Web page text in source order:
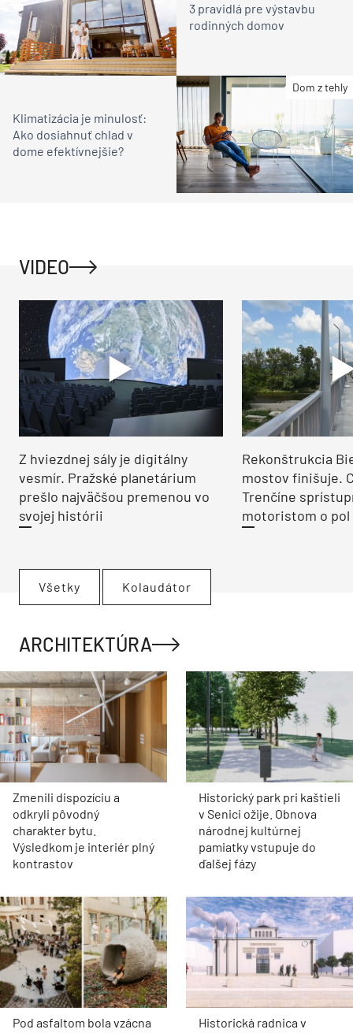
3 pravidlá pre výstavbu
rodinných domov
Dom z tehly
Klimatizácia je minulosť:
Ako dosiahnuť chlad v
dome efektívnejšie?
VIDEO
Z hviezdnej sály je digitálny
vesmír. Pražské planetárium
prešlo najväčšou premenou vo
svojej histórii
Rekonštrukcia
mostov finišuje.
Trenčíne
motoristom o pol
Všetky Kolaudátor
ARCHITEKTÚRA
Zmenili dispozíciu a
odkryli pôvodný
charakter bytu.
Výsledkom je interiér plný
kontrastov
Historický park pri kaštieli
v Senici ožije. Obnova
národnej kultúrnej
pamiatky vstupuje do
ďalšej fázy
Pod asfaltom bola vzácna
Historická radnica v